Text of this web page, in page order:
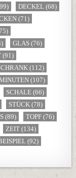
DECKEL (68)
(71)
GLAS (76)
(91)
(112)
(107)
SCHALE (66)
STÜCK (78)
(89) TOPF (76)
ZEIT (134)
(92)